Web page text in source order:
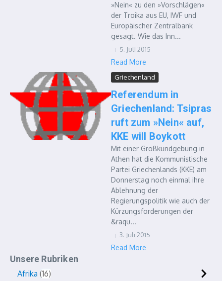
»Nein« zu den »Vorschlägen«
der Troika aus EU, IWF und
Europäischer Zentralbank
gesagt. Wie das Inn...
5. Juli 2015
Read More
Griechenland
Referendum in
Griechenland: Tsipras
ruft zum »Nein« auf,
KKE will Boykott
Mit einer Großkundgebung in
Athen hat die Kommunistische
Partei Griechenlands (KKE) am
Donnerstag noch einmal ihre
Ablehnung der
Regierungspolitik wie auch der
Kürzungsforderungen der
&raqu...
3. Juli 2015
Read More
Unsere Rubriken
Afrika 16